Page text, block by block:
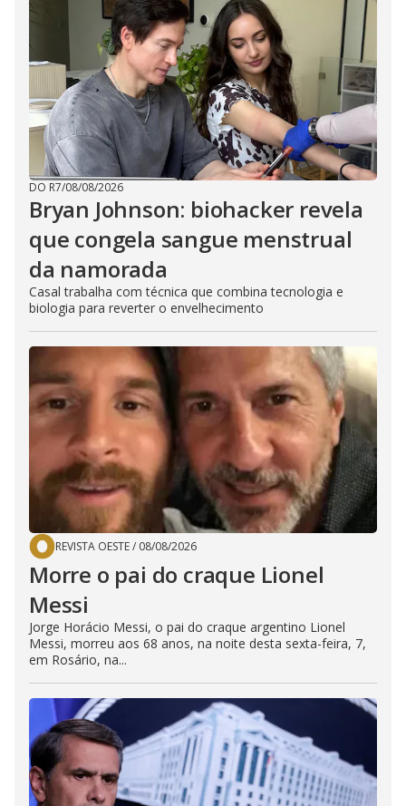
DO R7/08/08/2026
Bryan Johnson: biohacker revela
que congela sangue menstrual
da namorada
Casal trabalha com técnica que combina tecnologia e
biologia para reverter o envelhecimento
REVISTA OESTE/ 08/08/2026
Morre o pai do craque Lionel
Messi
Jorge Horácio Messi, o pai do craque argentino Lionel
Messi, morreu aos 68 anos, na noite desta sexta-feira, 7,
em Rosário, na...